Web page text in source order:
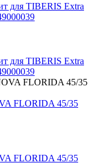
для TIBERIS Extra
для TIBERIS Extra
FLORIDA 45/35
FLORIDA 45/35